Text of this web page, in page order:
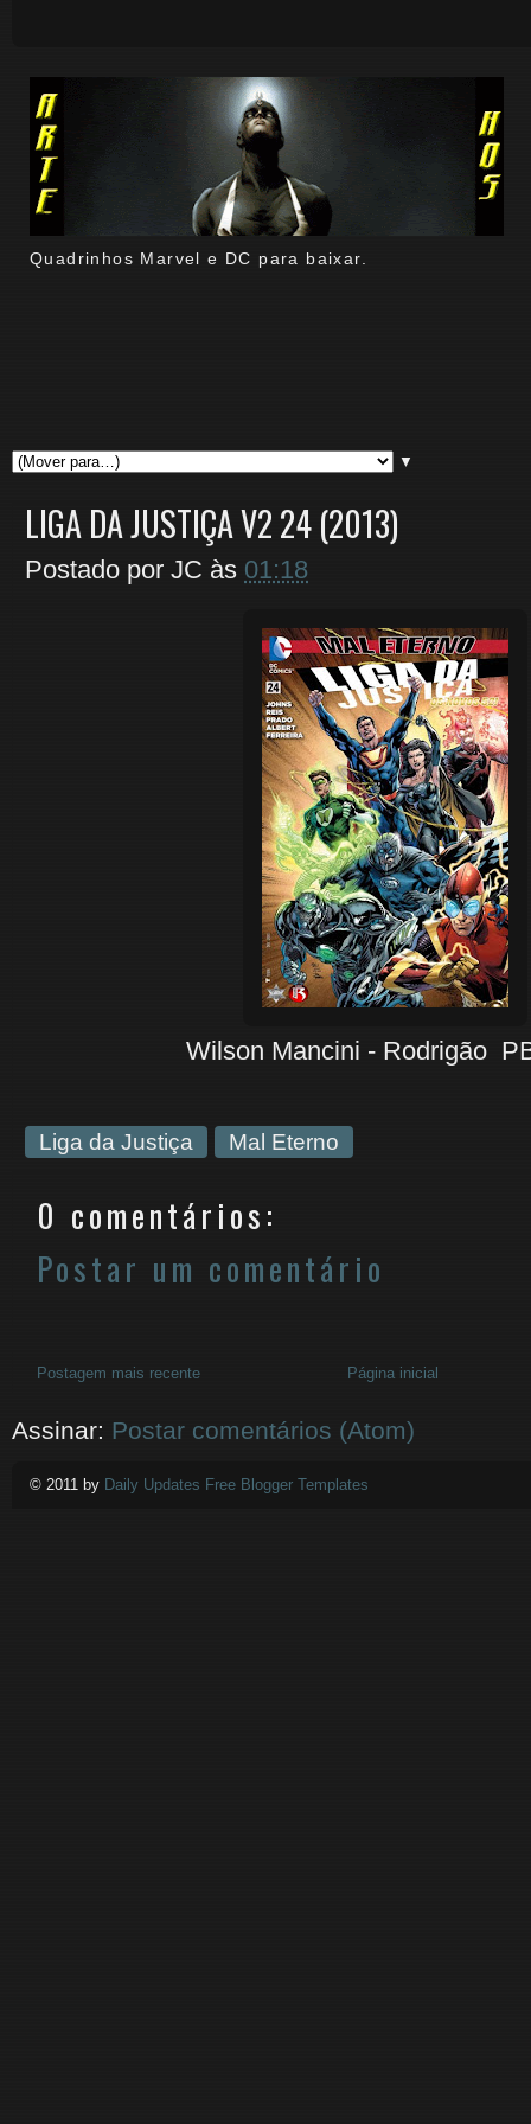
Quadrinhos Marvel e DC para baixar.
▼
LIGA DA JUSTIÇA V2 24 (2013)
Postado por JC às 01:18
Wilson Mancini - Rodrigão
Liga da Justiça Mal Eterno
0 comentários:
Postar um comentário
Postagem mais recente Página inicial
Assinar: Postar comentários (Atom)
© 2011 by Daily Updates Free Blogger Templates